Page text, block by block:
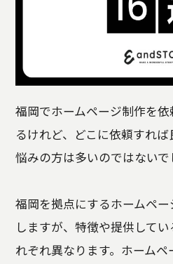
福岡でホームページ制作を
るけれど、どこに依頼すれ
悩みの方は多いのではないで
福岡を拠点にするホームペ
しますが、特徴や提供して
れぞれ異なります。ホーム